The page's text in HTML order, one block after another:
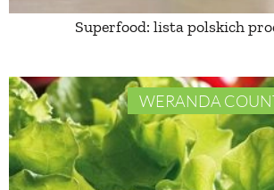
Superfood: lista polskich
WERANDA